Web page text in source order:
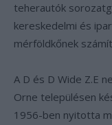
teherautók
kereskedelmi és
mérföldkőnek
A D és D Wide Z.E
Orne településen
1956-ben nyitotta